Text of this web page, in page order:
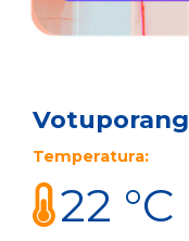
Temperatura:
22 °C